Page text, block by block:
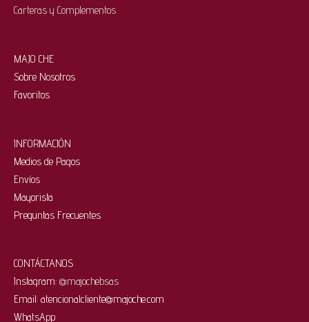
Carteras y Complementos
MAJO CHE
Sobre Nosotros
Favoritos
INFORMACIÓN
Medios de Pagos
Envíos
Mayorista
Preguntas Frecuentes
CONTÁCTANOS
Instagram: @majochebsas
Email: atencionalcliente@majoche.com
WhatsApp